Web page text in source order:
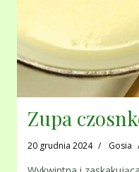
Zupa
20 grudnia 2024 Gosia